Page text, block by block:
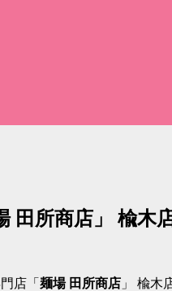
田所商店」 楡木
店「 麺場田所商店 」 楡木